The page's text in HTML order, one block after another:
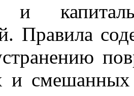
и
Правила
и смешанных